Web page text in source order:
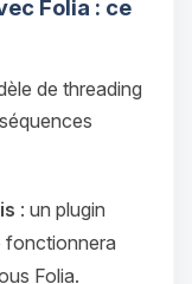
Folia : ce
de threading
: un plugin
fonctionnera
Folia.